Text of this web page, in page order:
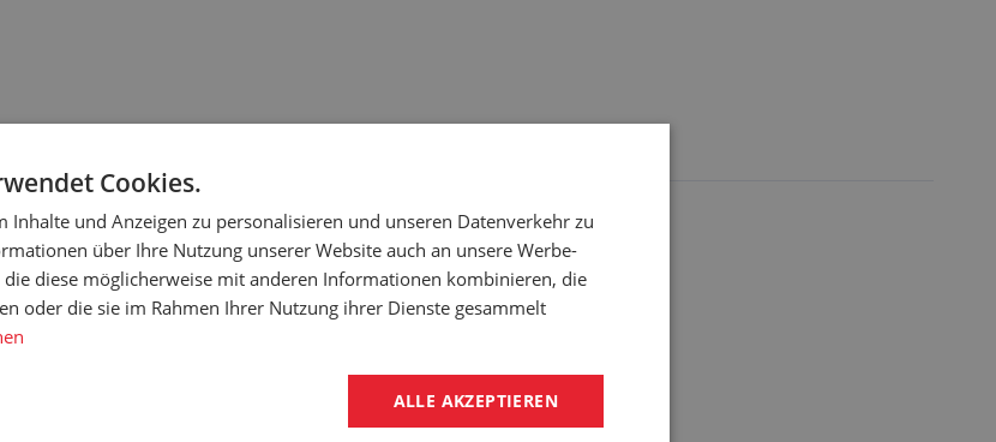
tragen Sie in die Bemerkung der Bestellung ein.
Cookies.
Inhalte und Anzeigen zu personalisieren und unseren Datenverkehr zu
über Ihre Nutzung unserer Website auch an unsere Werbe-
diese möglicherweise mit anderen Informationen kombinieren, die
oder die sie im Rahmen Ihrer Nutzung ihrer Dienste gesammelt
ALLE AKZEPTIEREN